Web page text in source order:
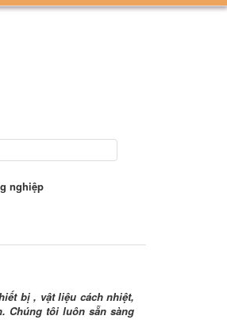
nghiệp
bị , vật liệu cách nhiệt,
Chúng tôi luôn sẵn sàng